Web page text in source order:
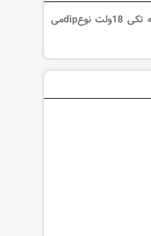
آی سی MC14049BCLیکInverting buffer/driverاز خانوادهCMOS Logicبا6کانال و0ورودی برای هر کانال با حداکثر ولتاژ تغذیه تکی 18ولت نوعdipمی